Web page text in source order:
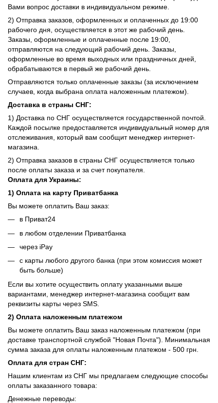
Вами вопрос доставки в индивидуальном режиме.
2) Отправка заказов, оформленных и оплаченных до 19:00
рабочего дня, осуществляется в этот же рабочий день.
Заказы, оформленные и оплаченные после 19:00,
отправляются на следующий рабочий день. Заказы,
оформленные во время выходных или праздничных дней,
обрабатываются в первый же рабочий день.
Отправляются только оплаченные заказы (за исключением
случаев, когда выбрана оплата наложенным платежом).
Доставка в страны СНГ:
1) Доставка по СНГ осуществляется государственной почтой.
Каждой посылке предоставляется индивидуальный номер для
отслеживания, который вам сообщит менеджер интернет-
магазина.
2) Отправка заказов в страны СНГ осуществляется только
после оплаты заказа и за счет покупателя.
Оплата для Украины:
1) Оплата на карту Приватбанка
Вы можете оплатить Ваш заказ:
в Приват24
в любом отделении Приватбанка
через iPay
с карты любого другого банка (при этом комиссия может
быть больше)
Если вы хотите осуществить оплату указанными выше
вариантами, менеджер интернет-магазина сообщит вам
реквизиты карты через SMS.
2) Оплата наложенным платежом
Вы можете оплатить Ваш заказ наложенным платежом (при
доставке транспортной службой "Новая Почта"). Минимальная
сумма заказа для оплаты наложенным платежом - 500 грн.
Оплата для стран СНГ:
Нашим клиентам из СНГ мы предлагаем следующие способы
оплаты заказанного товара:
Денежные переводы: